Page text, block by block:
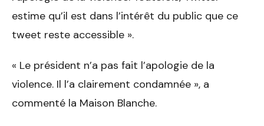
estime qu’il est dans l’intérêt du public que ce
tweet reste accessible ».
« Le président n’a pas fait l’apologie de la
violence. Il l’a clairement condamnée », a
commenté la Maison Blanche.